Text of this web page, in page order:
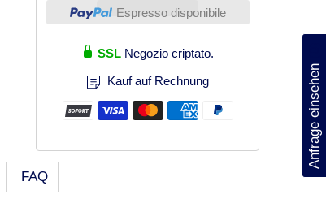
Espresso disponibile
SSL Negozio criptato.
Kauf auf Rechnung
FAQ
Anfrage einsehen